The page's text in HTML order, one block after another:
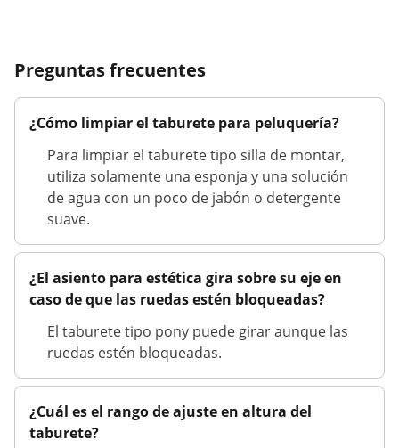
Preguntas frecuentes
¿Cómo limpiar el taburete para peluquería?
Para limpiar el taburete tipo silla de montar,
utiliza solamente una esponja y una solución
de agua con un poco de jabón o detergente
suave.
¿El asiento para estética gira sobre su eje en
caso de que las ruedas estén bloqueadas?
El taburete tipo pony puede girar aunque las
ruedas estén bloqueadas.
¿Cuál es el rango de ajuste en altura del
taburete?